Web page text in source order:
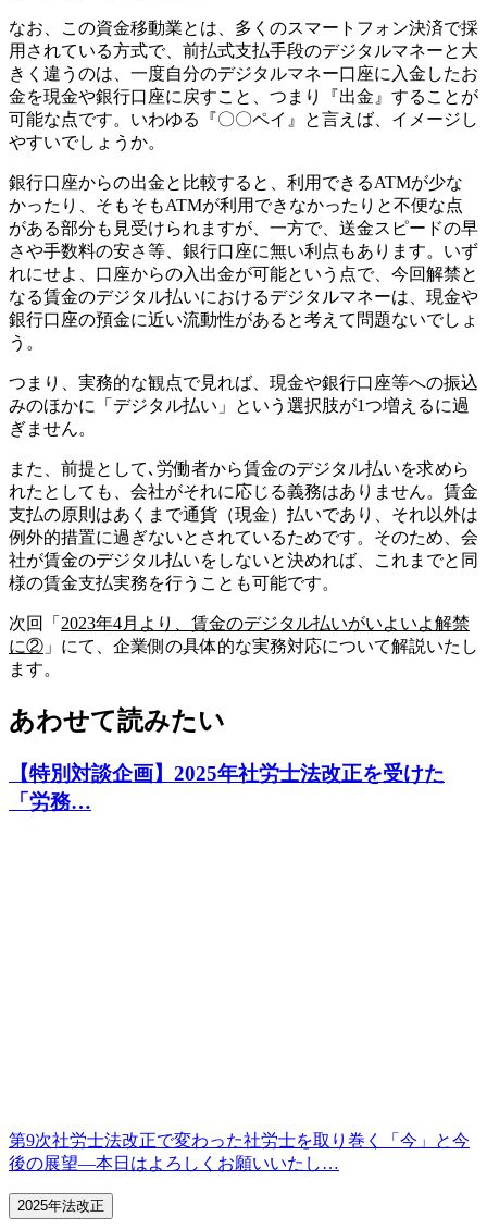
なお、この資金移動業とは、多くのスマートフォン決済で採
用されている方式で、前払式支払手段のデジタルマネーと大
きく違うのは、一度自分のデジタルマネー口座に入金したお
金を現金や銀行口座に戻すこと、つまり『出金』することが
可能な点です。いわゆる『〇〇ペイ』と言えば、イメージし
やすいでしょうか。
銀行口座からの出金と比較すると、利用できるATMが少な
かったり、そもそもATMが利用できなかったりと不便な点
がある部分も見受けられますが、一方で、送金スピードの早
さや手数料の安さ等、銀行口座に無い利点もあります。いず
れにせよ、口座からの入出金が可能という点で、今回解禁と
なる賃金のデジタル払いにおけるデジタルマネーは、現金や
銀行口座の預金に近い流動性があると考えて問題ないでしょ
う。
つまり、実務的な観点で見れば、現金や銀行口座等への振込
みのほかに「デジタル払い」という選択肢が1つ増えるに過
ぎません。
また、前提として､労働者から賃金のデジタル払いを求めら
れたとしても、会社がそれに応じる義務はありません。賃金
支払の原則はあくまで通貨（現金）払いであり、それ以外は
例外的措置に過ぎないとされているためです。そのため、会
社が賃金のデジタル払いをしないと決めれば、これまでと同
様の賃金支払実務を行うことも可能です。
次回「 2023年4月より、賃金のデジタル払いがいよいよ解禁
に② 」にて、企業側の具体的な実務対応について解説いたし
ます。
あわせて読みたい
【特別対談企画】2025年社労士法改正を受けた
「労務…
第9次社労士法改正で変わった社労士を取り巻く「今」と今
後の展望—本日はよろしくお願いいたし…
2025年法改正